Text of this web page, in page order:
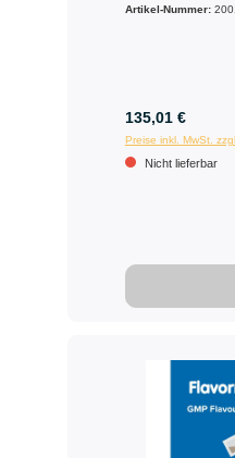
Artikel-Nummer:
135,01 €
Preise inkl. MwSt.
Nicht lieferbar